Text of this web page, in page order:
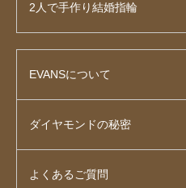
2人で手作り結婚指輪
EVANSについて
ダイヤモンドの秘密
よくあるご質問